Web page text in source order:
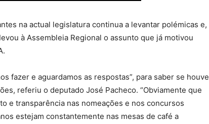
na actual legislatura continua a levantar polémicas e,
à Assembleia Regional o assunto que já motivou
fazer e aguardamos as respostas”, para saber se houve
referiu o deputado José Pacheco. “Obviamente que
e transparência nas nomeações e nos concursos
estejam constantemente nas mesas de café a